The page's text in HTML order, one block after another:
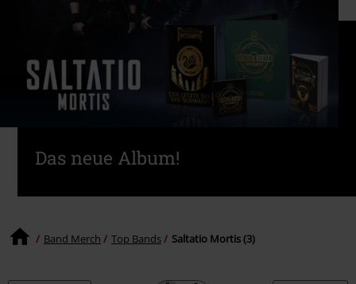
Das neue Album!
Band Merch Top Bands Saltatio Mortis (3)